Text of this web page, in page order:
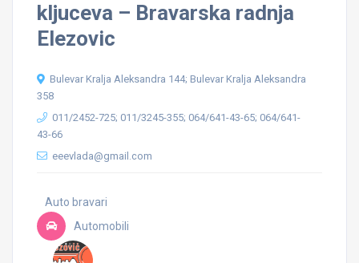
kljuceva – Bravarska radnja
Elezovic
Bulevar Kralja Aleksandra 144; Bulevar Kralja Aleksandra
358
011/2452-725; 011/3245-355; 064/641-43-65; 064/641-
43-66
eeevlada@gmail.com
Auto bravari
Automobili